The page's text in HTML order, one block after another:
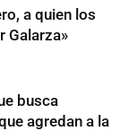
a quien los
Galarza»
busca
agredan a la